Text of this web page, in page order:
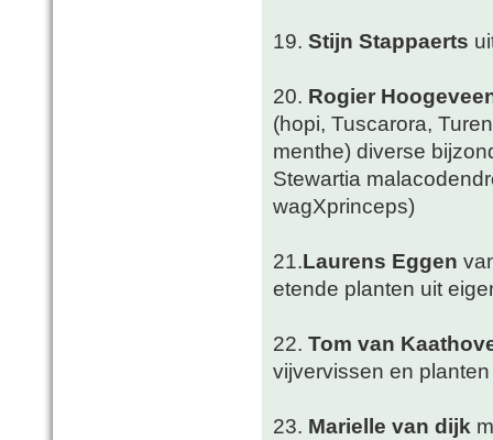
19. Stijn Stappaerts
20. Rogier
(hopi, Tuscarora,
menthe) diverse
Stewartia
wagXprinceps)
21.Laurens Eggen
etende planten uit
22. Tom van
vijvervissen en planten
23. Marielle van dijk